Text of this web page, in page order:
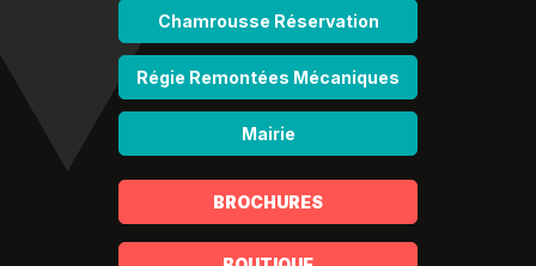
Chamrousse Réservation
Régie Remontées Mécaniques
Mairie
BROCHURES